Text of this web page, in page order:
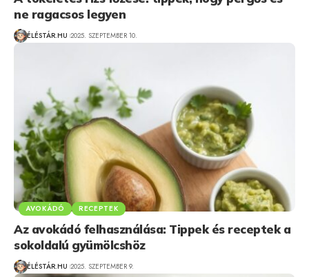
ne ragacsos legyen
ÉLÉSTÁR.HU 2025. SZEPTEMBER 10.
AVOKÁDÓ RECEPTEK
Az avokádó felhasználása: Tippek és receptek a
sokoldalú gyümölcshöz
ÉLÉSTÁR.HU 2025. SZEPTEMBER 9.